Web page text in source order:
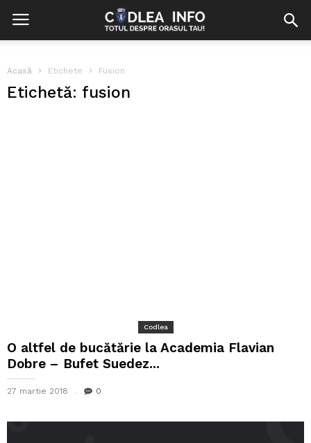
Acasă Etichete Fusion
Etichetă: fusion
Codlea
O altfel de bucătărie la Academia Flavian
Dobre – Bufet Suedez...
27 martie 2018 0